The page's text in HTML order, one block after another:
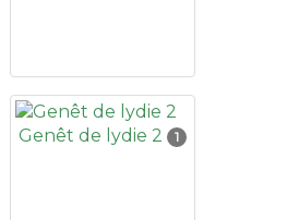
Genêt de lydie 2 1